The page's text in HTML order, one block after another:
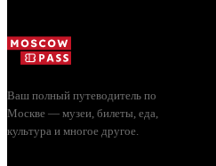
ко...
Ваш полный путеводитель по
Москве — музеи, билеты, еда,
культура и многое другое.